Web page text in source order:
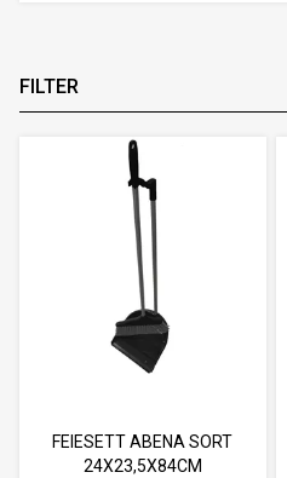
FILTER
FEIESETT ABENA SORT
24X23,5X84CM